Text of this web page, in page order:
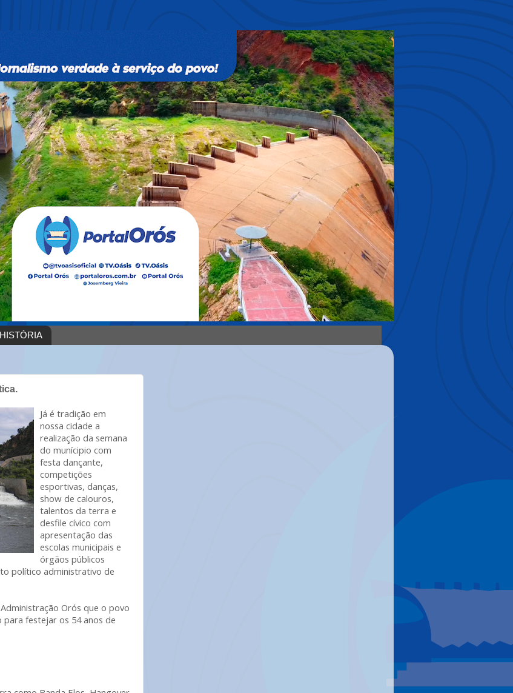
Já é tradição em
nossa cidade a
realização da semana
do munícipio com
festa dançante,
competições
esportivas, danças,
show de calouros,
talentos da terra e
desfile cívico com
apresentação das
escolas municipais e
órgãos públicos
político administrativo de
Orós que o povo
festejar os 54 anos de